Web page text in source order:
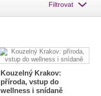
Filtrovat
Kouzelný Krakov:
příroda, vstup do
wellness i snídaně